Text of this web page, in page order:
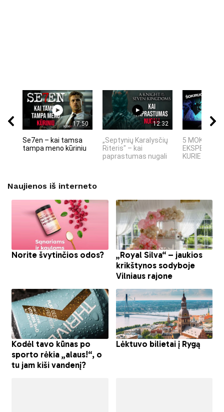
17:50
Se7en – kai tamsa
tampa meno kūriniu
12:32
„Septynių Karalysčių
Riteris" – kai
paprastumas nugali
5 MOKSLINIAI
KURIE
Naujienos iš interneto